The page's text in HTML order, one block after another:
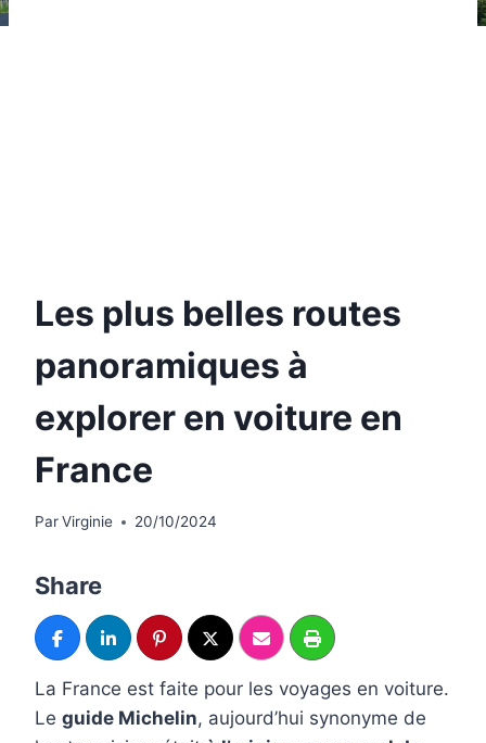
Les plus belles routes
panoramiques à
explorer en voiture en
France
ParVirginie 20/10/2024
Share
La France est faite pour les voyages en voiture.
Le guide Michelin, aujourd’hui synonyme de